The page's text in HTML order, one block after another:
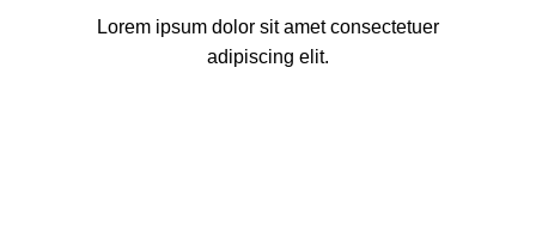
Lorem ipsum dolor sit amet consectetuer
adipiscing elit.